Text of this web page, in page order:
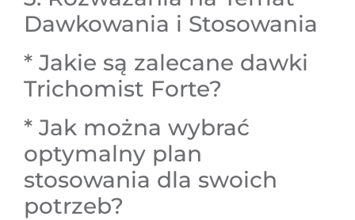
Dawkowania i Stosowania
* Jakie są zalecane dawki
Trichomist Forte?
* Jak można wybrać
optymalny plan
stosowania dla swoich
potrzeb?